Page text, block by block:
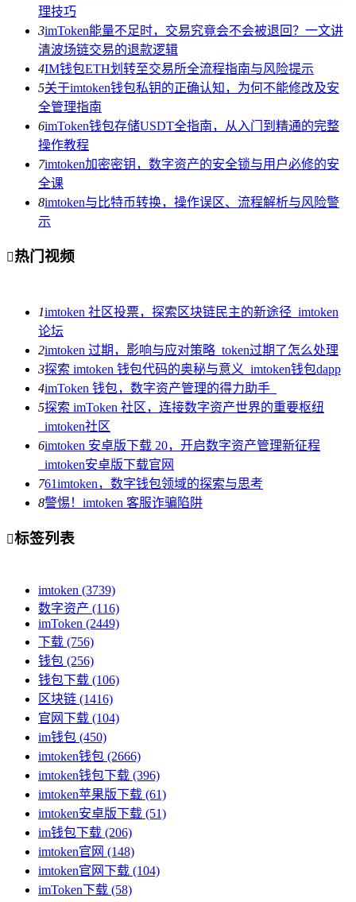
理技巧
3imToken能量不足时，交易究竟会不会被退回？一文讲
清波场链交易的退款逻辑
4IM钱包ETH划转至交易所全流程指南与风险提示
5关于imtoken钱包私钥的正确认知，为何不能修改及安
全管理指南
6imToken钱包存储USDT全指南，从入门到精通的完整
操作教程
7imtoken加密密钥，数字资产的安全锁与用户必修的安
全课
8imtoken与比特币转换，操作误区、流程解析与风险警
示
热门视频
1imtoken 社区投票，探索区块链民主的新途径_imtoken
论坛
2imtoken 过期，影响与应对策略_token过期了怎么处理
3探索 imtoken 钱包代码的奥秘与意义_imtoken钱包dapp
4imToken 钱包，数字资产管理的得力助手_
5探索 imToken 社区，连接数字资产世界的重要枢纽
_imtoken社区
6imtoken 安卓版下载 20，开启数字资产管理新征程
_imtoken安卓版下载官网
761imtoken，数字钱包领域的探索与思考
8警惕！imtoken 客服诈骗陷阱
标签列表
imtoken (3739)
数字资产 (116)
imToken (2449)
下载 (756)
钱包 (256)
钱包下载 (106)
区块链 (1416)
官网下载 (104)
im钱包 (450)
imtoken钱包 (2666)
imtoken钱包下载 (396)
imtoken苹果版下载 (61)
imtoken安卓版下载 (51)
im钱包下载 (206)
imtoken官网 (148)
imtoken官网下载 (104)
imToken下载 (58)